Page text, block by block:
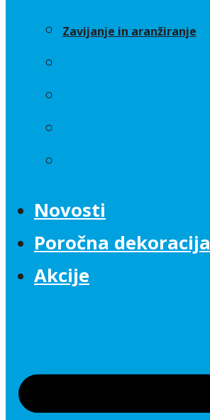
Zavijanje in aranžiranje
Novosti
Poročna dekoracija
Akcije